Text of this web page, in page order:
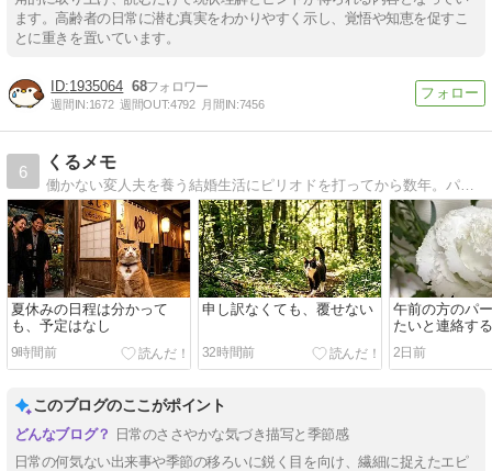
ます。高齢者の日常に潜む真実をわかりやすく示し、覚悟や知恵を促すこ
とに重きを置いています。
1935064 68
週間IN:1672 週間OUT:4792 月間IN:7456
6
くるメモ
働かない変人夫を養う結婚生活にピリオドを打ってから数年。パートと在宅の仕事でなんとか生計を立てています。旧『離活のためのアラフィフ貯金日記』→『ぼっちシニアの幸せ探し貯金日記』→当ブログへと変遷しています。
夏休みの日程は分かって
も、予定はなし
9時間前
申し訳なくても、覆せない
32時間前
午前の方のパ
たいと連絡する
2日前
このブログのここがポイント
日常のささやかな気づき描写と季節感
日常の何気ない出来事や季節の移ろいに鋭く目を向け、繊細に捉えたエピ